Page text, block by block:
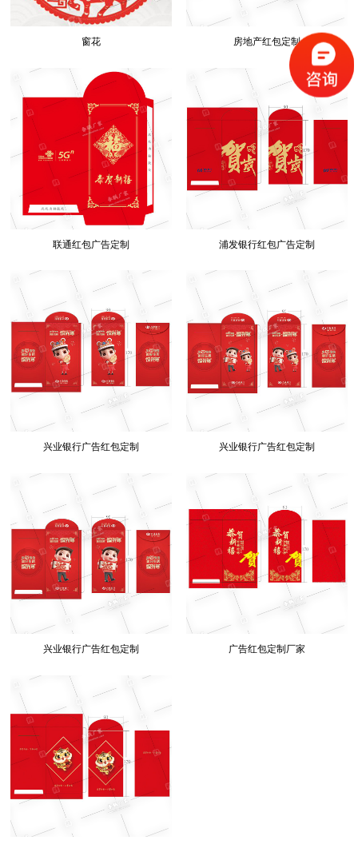
窗花 房地产红包定制
联通红包广告定制 浦发银行红包广告定制
兴业银行广告红包定制 兴业银行广告红包定制
兴业银行广告红包定制 广告红包定制厂家